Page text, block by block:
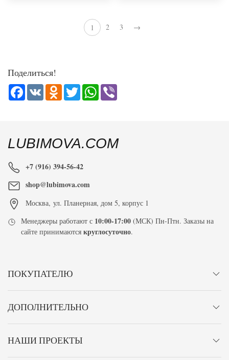
1 2 3 →
Поделиться!
Facebook
VK Odnoklassniki
TwitterWhatsApp
LUBIMOVA.COM
+7 (916) 394-56-42
shop@lubimova.com
Москва, ул. Планерная, дом 5, корпус 1
Менеджеры работают с 10:00-17:00 (МСК) Пн-Птн. Заказы на
сайте принимаютсякруглосуточно.
ПОКУПАТЕЛЮ
ДОПОЛНИТЕЛЬНО
НАШИ ПРОЕКТЫ